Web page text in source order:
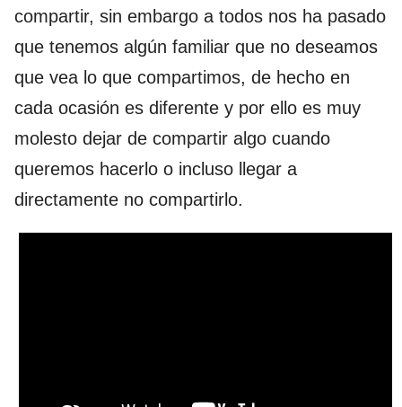
compartir, sin embargo a todos nos ha pasado
que tenemos algún familiar que no deseamos
que vea lo que compartimos, de hecho en
cada ocasión es diferente y por ello es muy
molesto dejar de compartir algo cuando
queremos hacerlo o incluso llegar a
directamente no compartirlo.